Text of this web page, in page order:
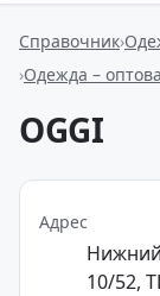
Справочник
Одежда –
OGGI
Адрес
Нижний
10/52,